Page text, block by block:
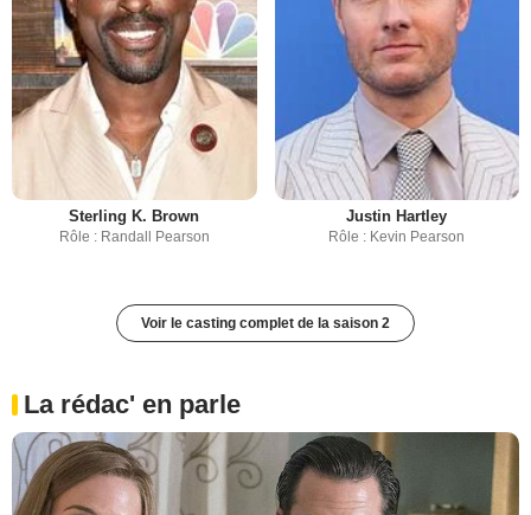
Sterling K. Brown
Rôle : Randall Pearson
Justin Hartley
Rôle : Kevin Pearson
Voir le casting complet de la saison 2
La rédac' en parle